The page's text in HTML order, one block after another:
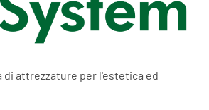
di attrezzature per l'estetica ed